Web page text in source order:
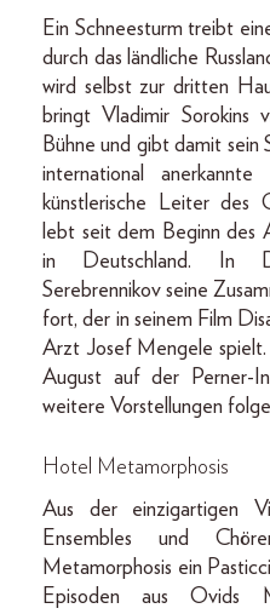
Ein Schneesturm treibt
durch das ländliche
wird selbst zur dritten
bringt Vladimir Sorokins
Bühne und gibt damit
international
künstlerische Leiter des
lebt seit dem Beginn des
in Deutschland. In
Serebrennikov seine
fort, der in seinem Film
Arzt Josef Mengele
August auf der Perner-
weitere Vorstellungen
Hotel Metamorphosis
Aus der einzigartigen
Ensembles und
Metamorphosis ein
Episoden aus Ovids